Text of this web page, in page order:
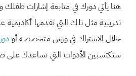
هنا يأتي دورك في متابعة إشارات طفلك
تدريبية مثل تلك التي تقدمها أكاديمية
خلال الاشتراك في ورش متخصصة أو
ستكتسبين الأدوات التي تساعدك